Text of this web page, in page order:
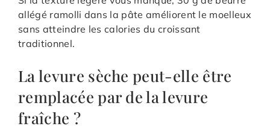
allégé ramolli dans la pâte améliorent le moelleux
sans atteindre les calories du croissant
traditionnel.
La levure sèche peut-elle être
remplacée par de la levure
fraîche ?